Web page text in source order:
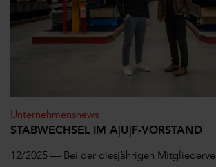
Unternehmensnews
STABWECHSEL IM A|U|F-VORSTAND
12/2025 — Bei der diesjährigen